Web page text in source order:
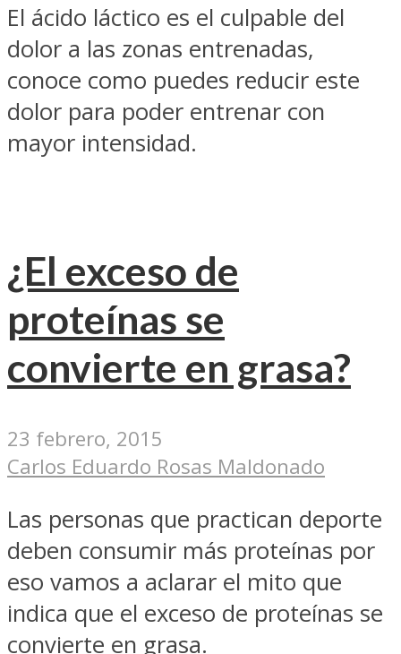
El ácido láctico es el culpable del
dolor a las zonas entrenadas,
conoce como puedes reducir este
dolor para poder entrenar con
mayor intensidad.
¿El exceso de
proteínas se
convierte en grasa?
23 febrero, 2015
Carlos Eduardo Rosas Maldonado
Las personas que practican deporte
deben consumir más proteínas por
eso vamos a aclarar el mito que
indica que el exceso de proteínas se
convierte en grasa.